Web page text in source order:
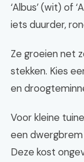
‘Albus’ (wit) of
iets duurder,
Ze groeien net
stekken. Kies
en
Voor kleine
een
Deze kost